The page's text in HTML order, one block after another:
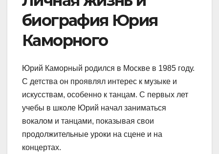
биография Юрия
Каморного
Юрий Каморный родился в Москве в 1985 году.
С детства он проявлял интерес к музыке и
искусствам, особенно к танцам. С первых лет
учебы в школе Юрий начал заниматься
вокалом и танцами, показывая свои
продолжительные уроки на сцене и на
концертах.